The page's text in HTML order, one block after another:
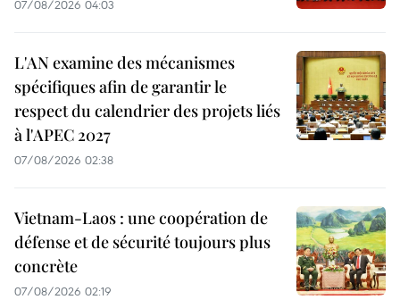
07/08/2026 04:03
L'AN examine des mécanismes
spécifiques afin de garantir le
respect du calendrier des projets liés
à l'APEC 2027
07/08/2026 02:38
Vietnam-Laos : une coopération de
défense et de sécurité toujours plus
concrète
07/08/2026 02:19